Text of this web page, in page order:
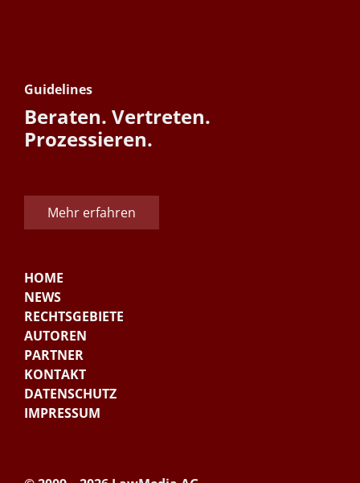
Guidelines
Beraten. Vertreten.
Prozessieren.
Mehr erfahren
HOME
NEWS
RECHTSGEBIETE
AUTOREN
PARTNER
KONTAKT
DATENSCHUTZ
IMPRESSUM